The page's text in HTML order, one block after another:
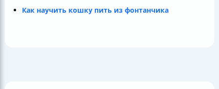
Как научить кошку пить из фонтанчика